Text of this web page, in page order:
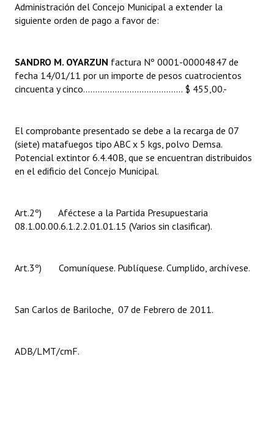
Periodistas Decanos - Registro
Banca del Vecino - Registro
Huéspedes de Honor - Registro
Reconocimientos - Registro
Bariloche, Municipio intercultural
REFORMA DE LA CARTA ORGÁNICA
Administración del Concejo Municipal a extender la
siguiente orden de pago a favor de:
SANDRO M. OYARZUN factura Nº 0001-00004847 de
fecha 14/01/11 por un importe de pesos cuatrocientos
cincuenta y cinco......................................... $ 455,00.-
El comprobante presentado se debe a la recarga de 07
(siete) matafuegos tipo ABC x 5 kgs, polvo Demsa.
Potencial extintor 6.4.40B, que se encuentran distribuidos
en el edificio del Concejo Municipal.
Art.2º) Aféctese a la Partida Presupuestaria
08.1.00.00.6.1.2.2.01.01.15 (Varios sin clasificar).
Art.3º) Comuníquese. Publíquese. Cumplido, archívese.
San Carlos de Bariloche, 07 de Febrero de 2011.
ADB/LMT/cmF.